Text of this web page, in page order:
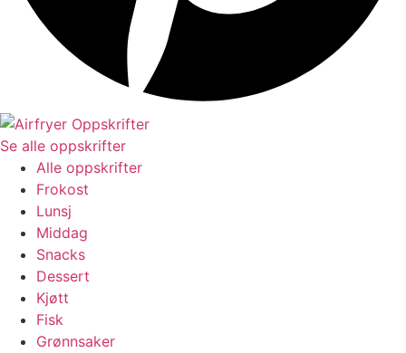
Se alle oppskrifter
Alle oppskrifter
Frokost
Lunsj
Middag
Snacks
Dessert
Kjøtt
Fisk
Grønnsaker